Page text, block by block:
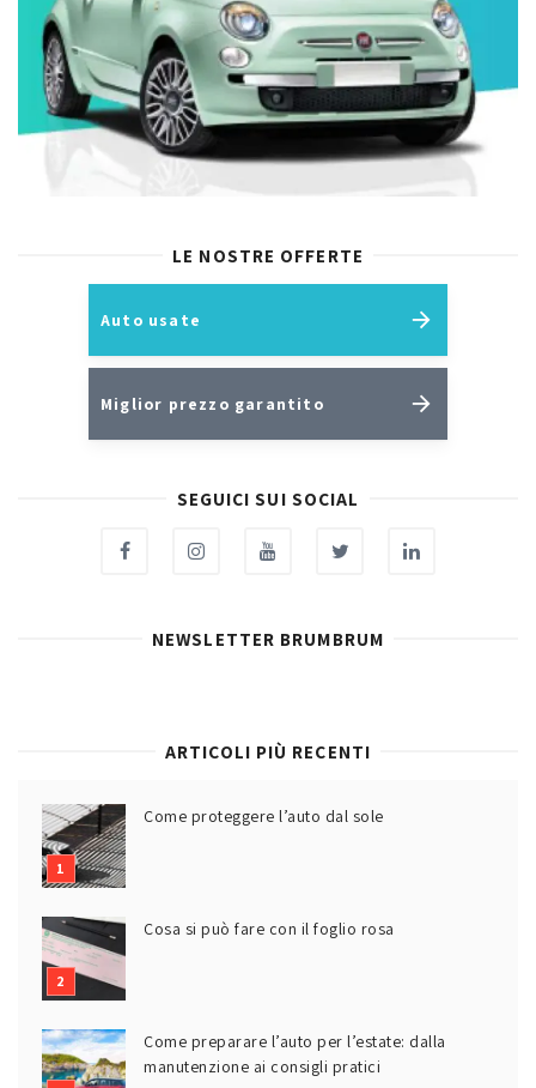
LE NOSTRE OFFERTE
Auto usate
Miglior prezzo garantito
SEGUICI SUI SOCIAL
NEWSLETTER BRUMBRUM
ARTICOLI PIÙ RECENTI
Come proteggere l’auto dal sole
Cosa si può fare con il foglio rosa
Come preparare l’auto per l’estate: dalla
manutenzione ai consigli pratici